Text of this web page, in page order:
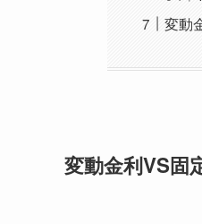
変動
変動金利VS固